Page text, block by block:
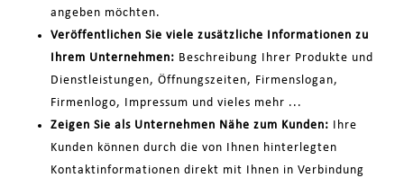
angeben möchten.
Veröffentlichen Sie viele zusätzliche Informationen zu
Ihrem Unternehmen: Beschreibung Ihrer Produkte und
Dienstleistungen, Öffnungszeiten, Firmenslogan,
Firmenlogo, Impressum und vieles mehr ...
Zeigen Sie als Unternehmen Nähe zum Kunden: Ihre
Kunden können durch die von Ihnen hinterlegten
Kontaktinformationen direkt mit Ihnen in Verbindung